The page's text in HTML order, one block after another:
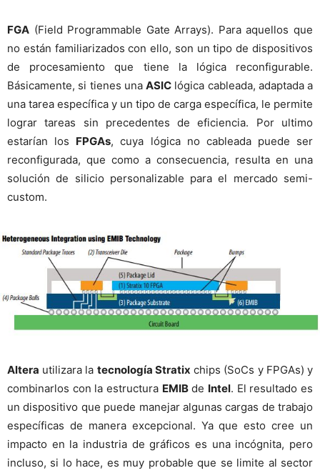
FGA (Field Programmable Gate Arrays). Para aquellos que
no están familiarizados con ello, son un tipo de dispositivos
de procesamiento que tiene la lógica reconfigurable.
Básicamente, si tienes una ASIC lógica cableada, adaptada a
una tarea específica y un tipo de carga específica, le permite
lograr tareas sin precedentes de eficiencia. Por ultimo
estarían los FPGAs, cuya lógica no cableada puede ser
reconfigurada, que como a consecuencia, resulta en una
solución de silicio personalizable para el mercado semi-
custom.
Altera utilizara la tecnología Stratix chips (SoCs y FPGAs) y
combinarlos con la estructura EMIBde Intel. El resultado es
un dispositivo que puede manejar algunas cargas de trabajo
específicas de manera excepcional. Ya que esto cree un
impacto en la industria de gráficos es una incógnita, pero
incluso, si lo hace, es muy probable que se limite al sector